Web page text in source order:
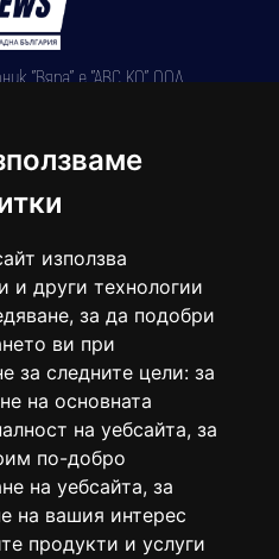
използва
и други технологии
за да подобри
ви при
за следните цели: за
на основната
на уебсайта, за
по-добро
на уебсайта, за
на вашия интерес
продукти и услуги
"Вяра" е "АВС КО" ООД,